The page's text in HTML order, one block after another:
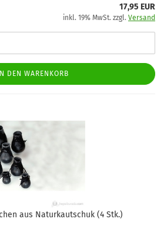
17,95 EUR
inkl. 19% MwSt. zzgl. Versand
IN DEN WARENKORB
aus Naturkautschuk (4 Stk.)